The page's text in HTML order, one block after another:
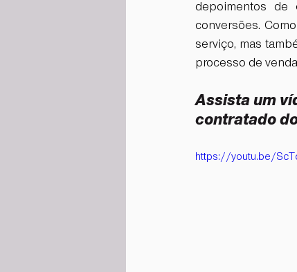
depoimentos de
conversões. Como
serviço, mas
processo de
Assista um
contratado
https://youtu.be/